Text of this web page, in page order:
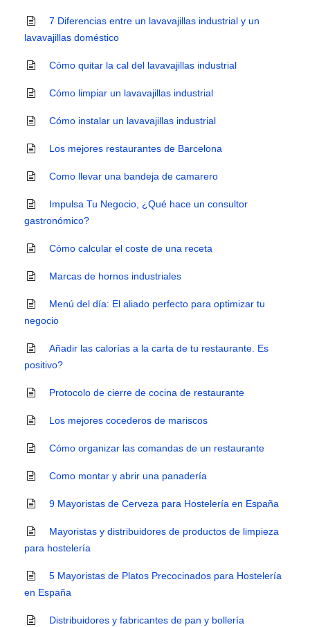
7 Diferencias entre un lavavajillas industrial y un
lavavajillas doméstico
Cómo quitar la cal del lavavajillas industrial
Cómo limpiar un lavavajillas industrial
Cómo instalar un lavavajillas industrial
Los mejores restaurantes de Barcelona
Como llevar una bandeja de camarero
Impulsa Tu Negocio, ¿Qué hace un consultor
gastronómico?
Cómo calcular el coste de una receta
Marcas de hornos industriales
Menú del día: El aliado perfecto para optimizar tu
negocio
Añadir las calorías a la carta de tu restaurante. Es
positivo?
Protocolo de cierre de cocina de restaurante
Los mejores cocederos de mariscos
Cómo organizar las comandas de un restaurante
Como montar y abrir una panadería
9 Mayoristas de Cerveza para Hostelería en España
Mayoristas y distribuidores de productos de limpieza
para hostelería
5 Mayoristas de Platos Precocinados para Hostelería
en España
Distribuidores y fabricantes de pan y bollería